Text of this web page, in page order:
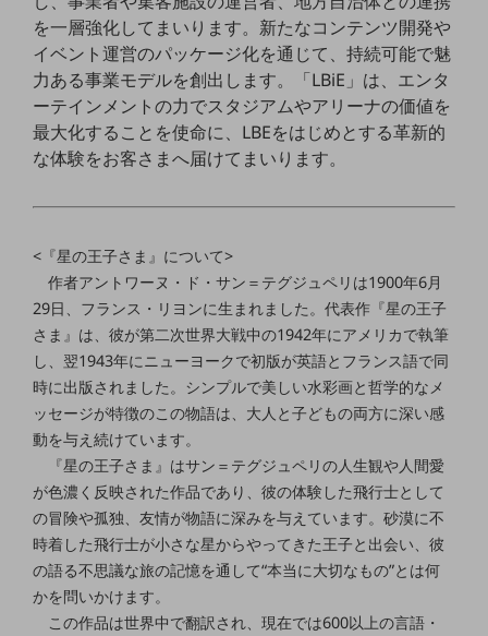
通信モジュール製品
衛星携帯電話
IOT完了済みメーカーブランド製品
料金
料金TOP
ドコモBiz データ無制限 ドコモ MAX ドコモ mini ドコモBiz かけ放題
5Gデータプラス
データプラス
IoT向け回線料金
home5Gプラン
モバイルサービス
端末の一元管理
セキュリティ
運用保守・故障紛失サポート
回線・ネットワーク
お手続き
を一層強化してまいります。新たなコンテンツ開発や
イベント運営のパッケージ化を通じて、持続可能で魅
力ある事業モデルを創出します。「LBiE」は、エンタ
ーテインメントの力でスタジアムやアリーナの価値を
最大化することを使命に、LBEをはじめとする革新的
な体験をお客さまへ届けてまいります。
<『星の王子さま』について>
作者アントワーヌ・ド・サン＝テグジュペリは1900年6月
29日、フランス・リヨンに生まれました。代表作『星の王子
さま』は、彼が第二次世界大戦中の1942年にアメリカで執筆
し、翌1943年にニューヨークで初版が英語とフランス語で同
時に出版されました。シンプルで美しい水彩画と哲学的なメ
ッセージが特徴のこの物語は、大人と子どもの両方に深い感
動を与え続けています。
『星の王子さま』はサン＝テグジュペリの人生観や人間愛
が色濃く反映された作品であり、彼の体験した飛行士として
の冒険や孤独、友情が物語に深みを与えています。砂漠に不
時着した飛行士が小さな星からやってきた王子と出会い、彼
の語る不思議な旅の記憶を通して“本当に大切なもの”とは何
かを問いかけます。
この作品は世界中で翻訳され、現在では600以上の言語・